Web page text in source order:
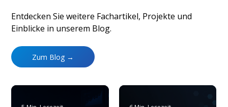
Entdecken Sie weitere Fachartikel, Projekte und
Einblicke in unserem Blog.
Zum Blog →